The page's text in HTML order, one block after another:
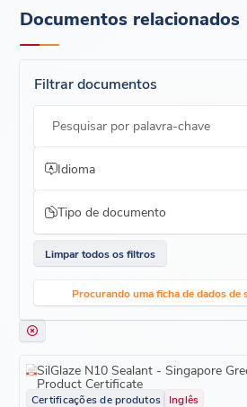
Documentos relacionados
Filtrar documentos
Pesquisar por palavra-chave
Idioma
Tipo de documento
Limpar todos os filtros
Procurando uma ficha de dados de
SilGlaze N10 Sealant - Singapore
Product Certificate
Certificações de produtos Inglês